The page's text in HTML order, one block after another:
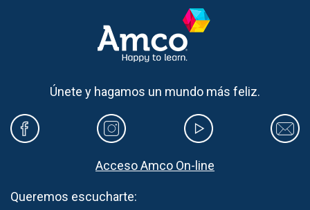
Únete y hagamos un mundo más feliz.
Acceso Amco On-line
Queremos escucharte: